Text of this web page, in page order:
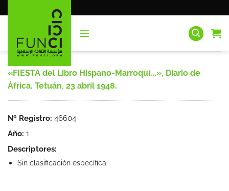
al
«FIESTA del Libro Hispano-Marroquí...», Diario de
África. Tetuán, 23 abril 1948.
Nº Registro: 46604
Año: 1
Descriptores:
Sin clasificación específica